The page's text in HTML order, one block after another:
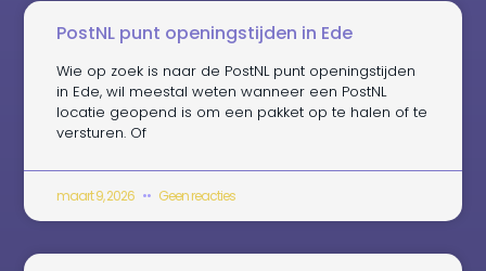
PostNL punt openingstijden in Ede
Wie op zoek is naar de PostNL punt openingstijden
in Ede, wil meestal weten wanneer een PostNL
locatie geopend is om een pakket op te halen of te
versturen. Of
maart 9, 2026 Geen reacties